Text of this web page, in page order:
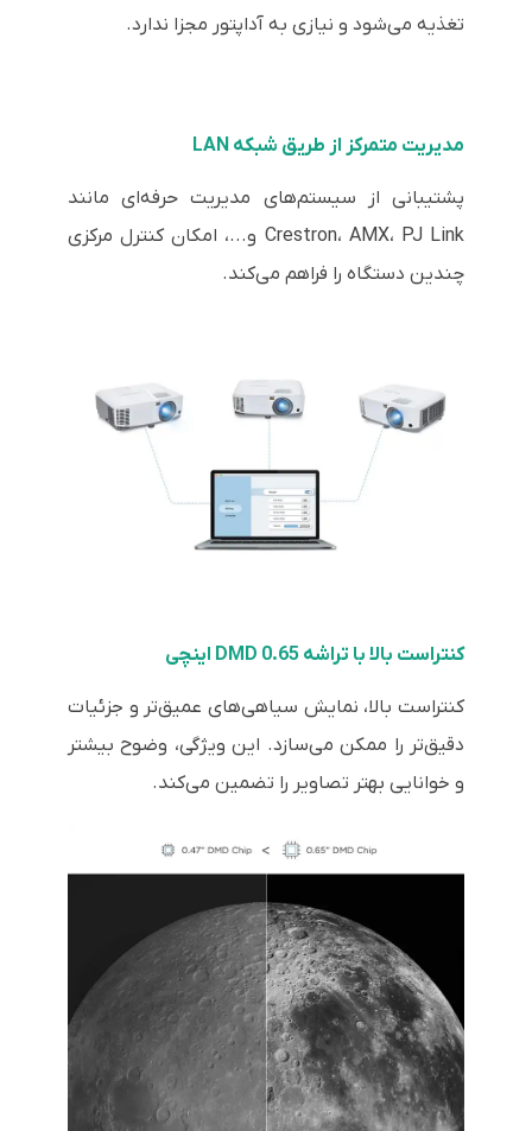
تغذیه می‌شود و نیازی به آداپتور مجزا ندارد.
مدیریت متمرکز از طریق شبکه LAN
پشتیبانی از سیستم‌های مدیریت حرفه‌ای مانند
Crestron، AMX، PJ Link و...، امکان کنترل مرکزی
چندین دستگاه را فراهم می‌کند.
کنتراست بالا با تراشه DMD 0.65 اینچی
کنتراست بالا، نمایش سیاهی‌های عمیق‌تر و جزئیات
دقیق‌تر را ممکن می‌سازد. این ویژگی، وضوح بیشتر
و خوانایی بهتر تصاویر را تضمین می‌کند.